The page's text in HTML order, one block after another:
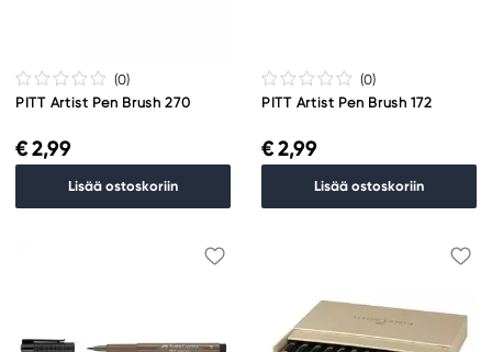
(0)
PITT Artist Pen Brush 270
€ 2,99
Lisää ostoskoriin
(0)
PITT Artist Pen Brush 172
€ 2,99
Lisää ostoskoriin